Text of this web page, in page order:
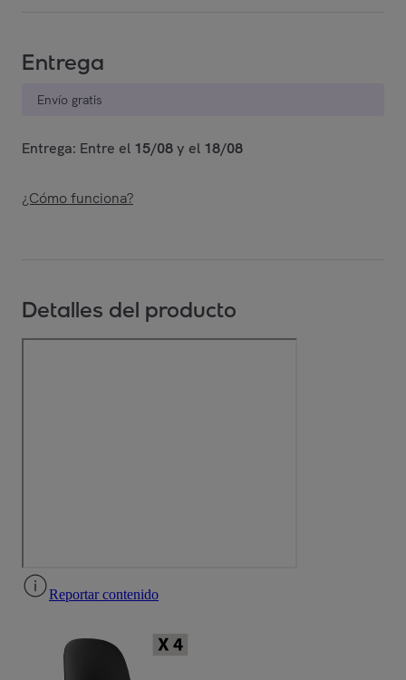
Entrega
Envío gratis
Entrega: Entre el 15/08y el 18/08
¿Cómo funciona?
Detalles del producto
Reportar contenido